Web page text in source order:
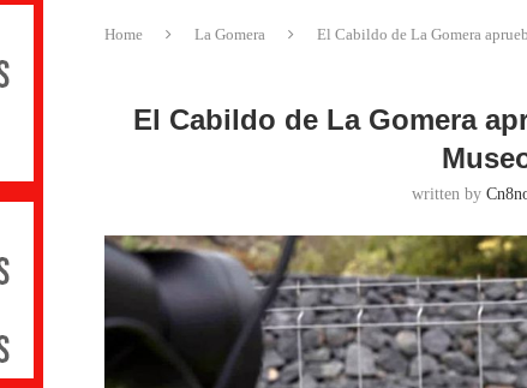
Home La Gomera El Cabildo de La Gomera
El Cabildo de La Gomera
written by